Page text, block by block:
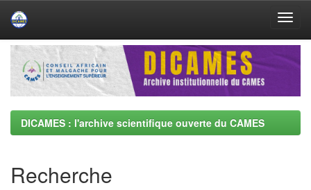
Skip
navigation
DICAMES : l'archive scientifique ouverte du CAMES
Recherche